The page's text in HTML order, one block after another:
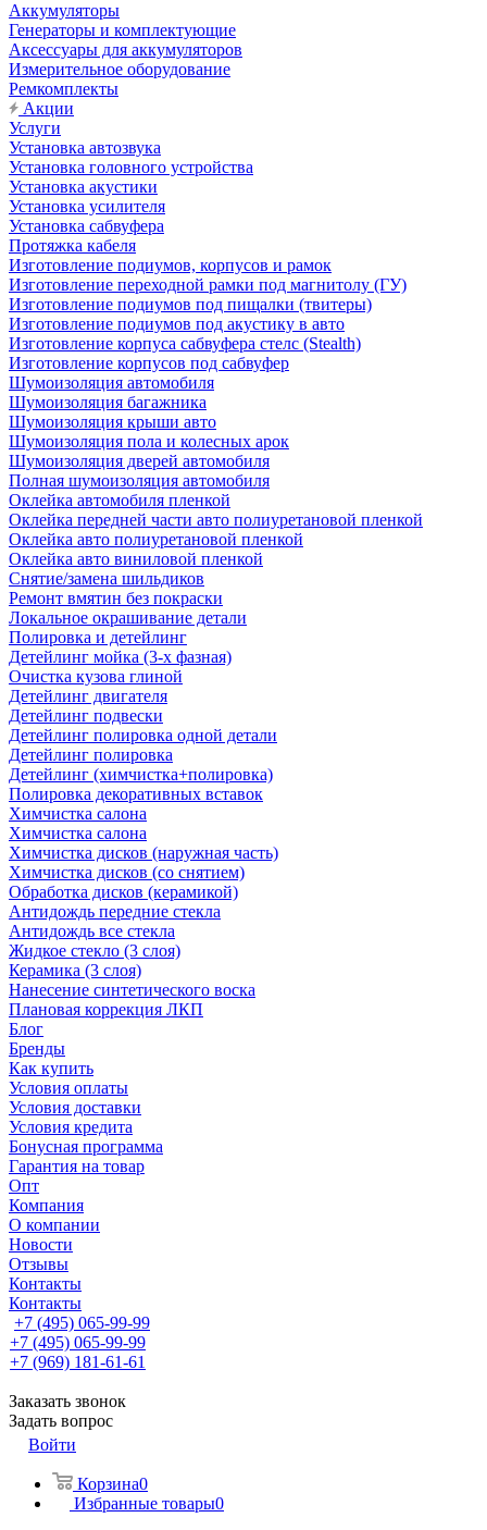
Аккумуляторы
Генераторы и комплектующие
Аксессуары для аккумуляторов
Измерительное оборудование
Ремкомплекты
Акции
Услуги
Установка автозвука
Установка головного устройства
Установка акустики
Установка усилителя
Установка сабвуфера
Протяжка кабеля
Изготовление подиумов, корпусов и рамок
Изготовление переходной рамки под магнитолу (ГУ)
Изготовление подиумов под пищалки (твитеры)
Изготовление подиумов под акустику в авто
Изготовление корпуса сабвуфера стелс (Stealth)
Изготовление корпусов под сабвуфер
Шумоизоляция автомобиля
Шумоизоляция багажника
Шумоизоляция крыши авто
Шумоизоляция пола и колесных арок
Шумоизоляция дверей автомобиля
Полная шумоизоляция автомобиля
Оклейка автомобиля пленкой
Оклейка передней части авто полиуретановой пленкой
Оклейка авто полиуретановой пленкой
Оклейка авто виниловой пленкой
Снятие/замена шильдиков
Ремонт вмятин без покраски
Локальное окрашивание детали
Полировка и детейлинг
Детейлинг мойка (3-х фазная)
Очистка кузова глиной
Детейлинг двигателя
Детейлинг подвески
Детейлинг полировка одной детали
Детейлинг полировка
Детейлинг (химчистка+полировка)
Полировка декоративных вставок
Химчистка салона
Химчистка салона
Химчистка дисков (наружная часть)
Химчистка дисков (со снятием)
Обработка дисков (керамикой)
Антидождь передние стекла
Антидождь все стекла
Жидкое стекло (3 слоя)
Керамика (3 слоя)
Нанесение синтетического воска
Плановая коррекция ЛКП
Блог
Бренды
Как купить
Условия оплаты
Условия доставки
Условия кредита
Бонусная программа
Гарантия на товар
Опт
Компания
О компании
Новости
Отзывы
Контакты
Контакты
+7 (495) 065-99-99
+7 (495) 065-99-99
+7 (969) 181-61-61
Заказать звонок
Задать вопрос
Войти
Корзина0
Избранные товары0